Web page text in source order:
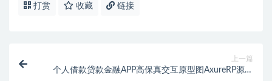
打赏 收藏 链接
上一篇
个人借款贷款金融APP高保真交互原型图AxureRP源文